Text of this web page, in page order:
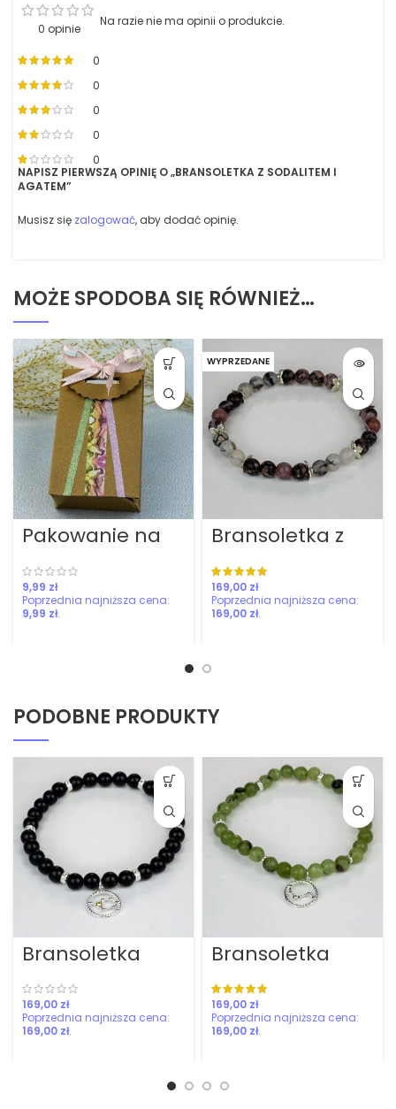
0 opinie
0
0
0
0
0
Na razie nie ma opinii o produkcie.
NAPISZ PIERWSZĄ OPINIĘ O „BRANSOLETKA Z SODALITEM I
AGATEM”
Musisz się zalogować, aby dodać opinię.
MOŻE SPODOBA SIĘ RÓWNIEŻ…
Pakowanie na
prezent!
zł
9,99 zł
WYPRZEDANE
Bransoletka z
rodonitem i
agatem
zł
169,00 zł
PODOBNE PRODUKTY
Bransoletka
Strzelec
konstelacja
zł
169,00 zł
Bransoletka
Baran
konstelacja
zł
169,00 zł